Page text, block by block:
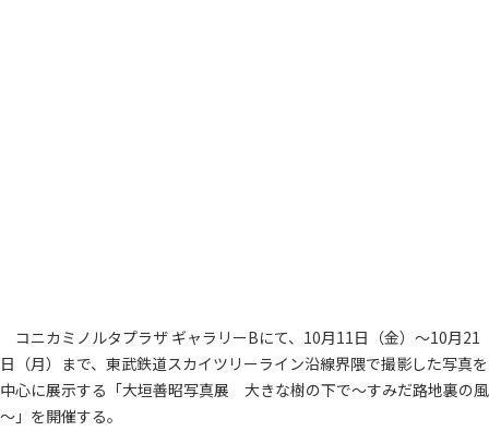
コニカミノルタプラザ ギャラリーBにて、10月11日（金）～10月21
日（月）まで、東武鉄道スカイツリーライン沿線界隈で撮影した写真を
中心に展示する「大垣善昭写真展 大きな樹の下で～すみだ路地裏の風
～」を開催する。